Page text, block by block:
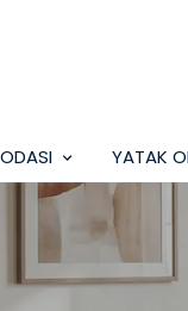
YATAK